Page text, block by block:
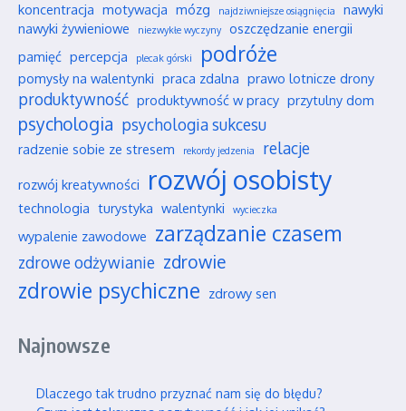
koncentracja motywacja mózg najdziwniejsze osiągnięcia
nawyki
nawyki żywieniowe
niezwykłe wyczyny
oszczędzanie energii
pamięć percepcja plecak górski podróże
pomysły na walentynki praca zdalna prawo lotnicze drony
produktywność produktywność w pracy przytulny dom
psychologia psychologia sukcesu
radzenie sobie ze stresem rekordy jedzenia relacje
rozwój kreatywności rozwój osobisty
technologia turystyka walentynki wycieczka
wypalenie zawodowe zarządzanie czasem
zdrowe odżywianie zdrowie
zdrowie psychiczne zdrowy sen
Najnowsze
Dlaczego tak trudno przyznać nam się do błędu?